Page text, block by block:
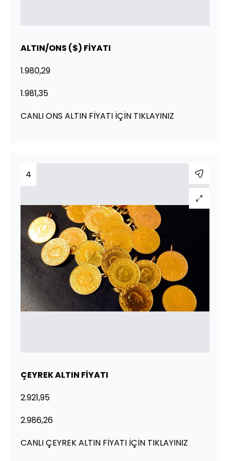
ALTIN/ONS ($) FİYATI
1.980,29
1.981,35
CANLI ONS ALTIN FİYATI İÇİN TIKLAYINIZ
4
ÇEYREK ALTIN FİYATI
2.921,95
2.986,26
CANLI ÇEYREK ALTIN FİYATI İÇİN TIKLAYINIZ